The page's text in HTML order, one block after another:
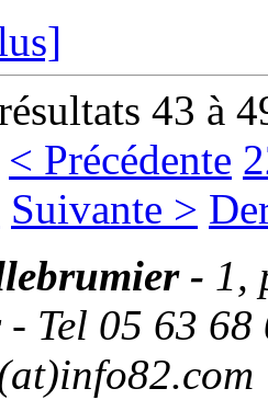
43 à
< Précédente
Suivante >
- 1,
Tel 05 63